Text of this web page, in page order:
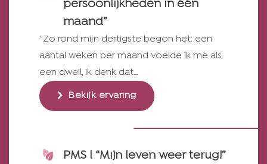
persoonlijkheden in één
maand”
”Zo rond mijn dertigste begon het: een
aantal weken per maand voelde ik me als
een dweil, ik denk dat…
Bekijk ervaring
PMS l “Mijn leven weer terug!”